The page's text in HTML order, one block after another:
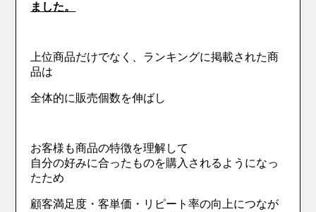
ました。
上位商品だけでなく、ランキングに掲載された商
品は
全体的に販売個数を伸ばし
お客様も商品の特徴を理解して
自分の好みに合ったものを購入されるようになっ
たため
顧客満足度・客単価・リピート率の向上につなが